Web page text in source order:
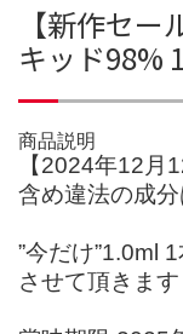
【新作セー
キッド98%
商品説明
【2024年12月
含め違法の成分
”今だけ”1.0ml
させて頂きます